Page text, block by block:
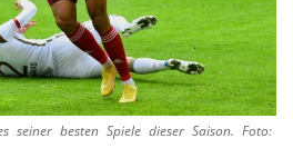
seiner besten Spiele dieser Saison. Foto: